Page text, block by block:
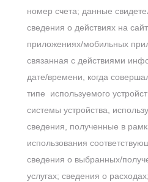
номер счета; данные
сведения о действиях на
приложениях/мобильных
связанная с действиями
дате/времени, когда
типе используемого
системы устройства,
сведения, полученные в
использования
сведения о выбранных/
услугах; сведения о